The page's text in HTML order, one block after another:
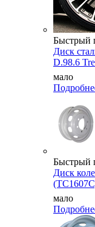
Быстрый
Диск
D.98.6
мало
Быстрый
Диск
мало